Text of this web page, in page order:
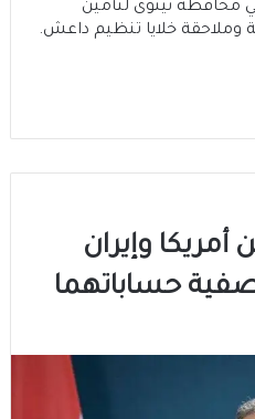
محافظة نينوى لتأمين
وملاحقة خلايا تنظيم داعش.
وإيران
حساباتهما